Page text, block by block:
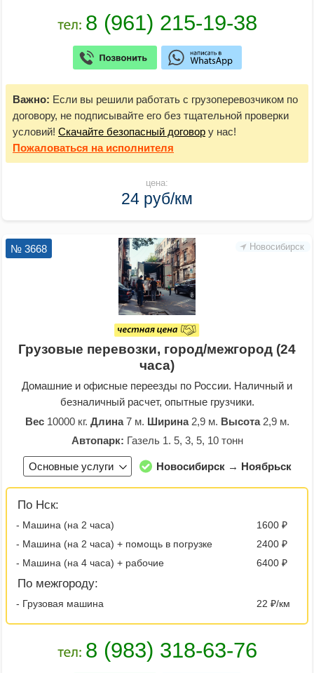
Важно: Если вы решили работать с грузоперевозчиком по
договору, не подписывайте его без тщательной проверки
условий! Скачайте безопасный договор у нас!
Пожаловаться на исполнителя
цена:
24 руб/км
Новосибирск
№ 3668
Грузовые перевозки, город/межгород (24
часа)
Домашние и офисные переезды по России. Наличный и
безналичный расчет, опытные грузчики.
Вес10000 кг. Длина7 м. Ширина2,9 м. Высота2,9 м.
Автопарк: Газель 1. 5, 3, 5, 10 тонн
Основные услуги Новосибирск → Ноябрьск
По Нск:
- Машина (на 2 часа)
1600 ₽
- Машина (на 2 часа) + помощь в погрузке
2400 ₽
- Машина (на 4 часа) + рабочие
6400 ₽
По межгороду:
- Грузовая машина 22 ₽/км